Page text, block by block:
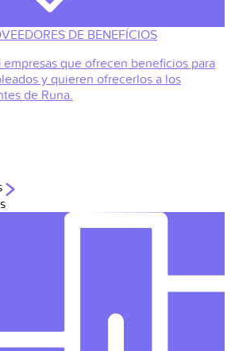
DE BENEFÍCIOS
empresas que ofrecen beneficios para
y quieren ofrecerlos a los
de Runa.